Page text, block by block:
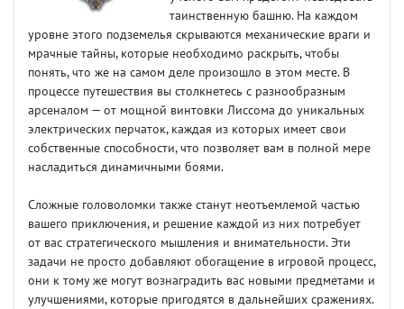
таинственную башню. На каждом
уровне этого подземелья скрываются механические враги и
мрачные тайны, которые необходимо раскрыть, чтобы
понять, что же на самом деле произошло в этом месте. В
процессе путешествия вы столкнетесь с разнообразным
арсеналом — от мощной винтовки Лиссома до уникальных
электрических перчаток, каждая из которых имеет свои
собственные способности, что позволяет вам в полной мере
насладиться динамичными боями.
Сложные головоломки также станут неотъемлемой частью
вашего приключения, и решение каждой из них потребует
от вас стратегического мышления и внимательности. Эти
задачи не просто добавляют обогащение в игровой процесс,
они к тому же могут вознаградить вас новыми предметами и
улучшениями, которые пригодятся в дальнейших сражениях.